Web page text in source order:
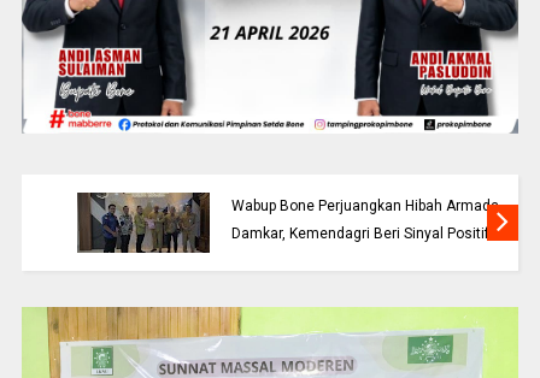
Wabup Bone Perjuangkan Hibah Armada
Damkar, Kemendagri Beri Sinyal Positif